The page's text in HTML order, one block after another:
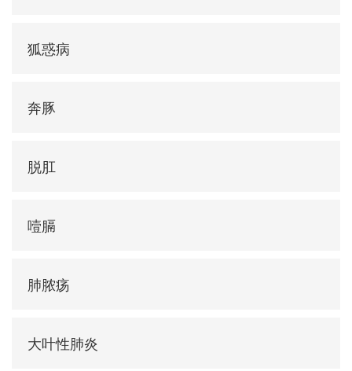
狐惑病
奔豚
脱肛
噎膈
肺脓疡
大叶性肺炎